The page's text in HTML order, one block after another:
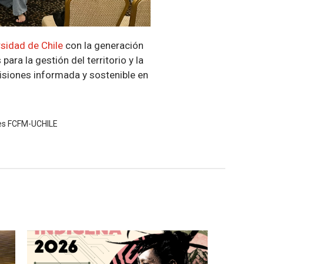
de Chile con la generación
la gestión del territorio y la
informada y sostenible en
FCFM-UCHILE